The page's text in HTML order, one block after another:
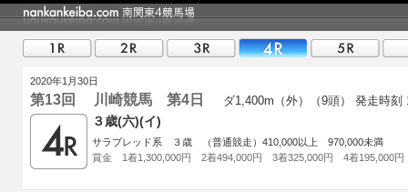
2020年1月30日
第13回 川崎競馬 第4日 ダ1,400m（外）（9頭） 発走時刻
３歳(六)(イ)
サラブレッド系 ３歳 （普通競走）410,000以上 970,000未満
賞金 1着1,300,000円 2着494,000円 3着325,000円 4着195,000円